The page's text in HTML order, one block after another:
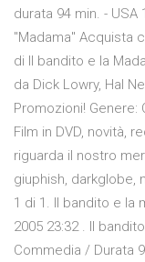
durata 94 min. - USA
"Madama" Acquista
di Il bandito e la
da Dick Lowry, Hal
Promozioni! Genere:
Film in DVD, novità,
riguarda il nostro
giuphish, darkglobe,
1 di 1. Il bandito e la
2005 23:32 . Il
Commedia / Durata